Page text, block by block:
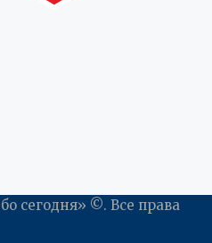
сегодня» ©. Все права